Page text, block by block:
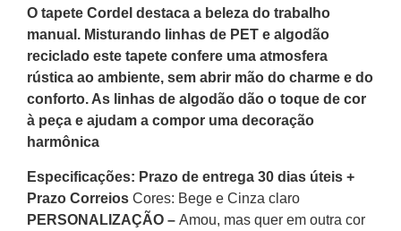
O tapete Cordel destaca a beleza do trabalho
manual. Misturando linhas de PET e algodão
reciclado este tapete confere uma atmosfera
rústica ao ambiente, sem abrir mão do charme e do
conforto. As linhas de algodão dão o toque de cor
à peça e ajudam a compor uma decoração
harmônica
Especificações: Prazo de entrega 30 dias úteis +
Prazo Correios Cores: Bege e Cinza claro
PERSONALIZAÇÃO – Amou, mas quer em outra cor